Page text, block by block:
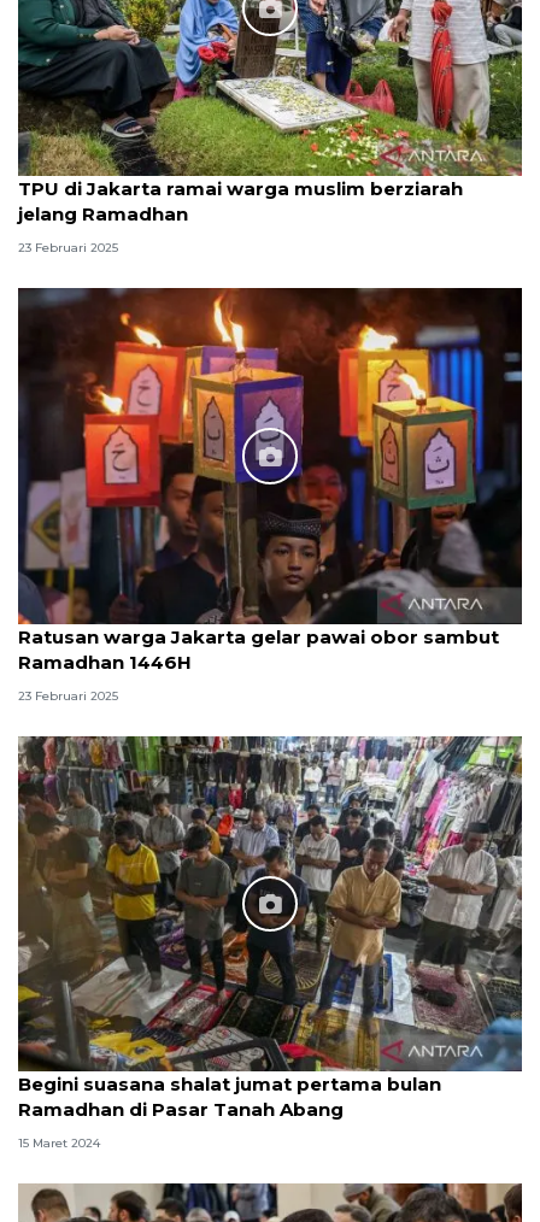
TPU di Jakarta ramai warga muslim berziarah
jelang Ramadhan
23 Februari 2025
Ratusan warga Jakarta gelar pawai obor sambut
Ramadhan 1446H
23 Februari 2025
Begini suasana shalat jumat pertama bulan
Ramadhan di Pasar Tanah Abang
15 Maret 2024